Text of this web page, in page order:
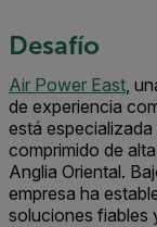
Desafío
Air Power East,
de experiencia
está
comprimido de
Anglia Oriental.
empresa ha
soluciones fiables